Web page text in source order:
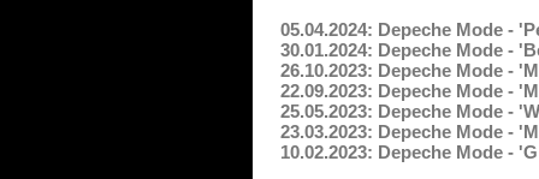
05.04.2024: Depeche Mode -
30.01.2024: Depeche Mode -
26.10.2023: Depeche Mode -
22.09.2023: Depeche Mode -
25.05.2023: Depeche Mode -
23.03.2023: Depeche Mode -
10.02.2023: Depeche Mode -